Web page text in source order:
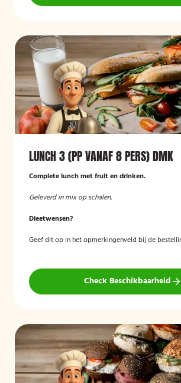
LUNCH 3 (PP VANAF 8 PERS) DMK
Complete lunch met fruit en drinken.
Geleverd in mix op schalen.
Dieetwensen?
Geef dit op in het opmerkingenveld bij de
Check Beschikbaarheid